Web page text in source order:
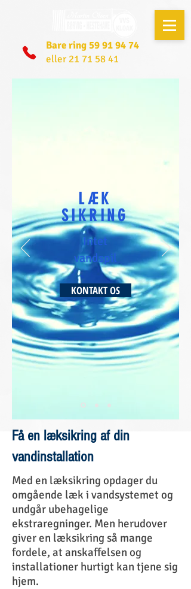
Bare ring59 91 94 74
eller 21 71 58 41
LÆK
SIKRING
Intet
vandspil
KONTAKT OS
Få en læksikring af din
vandinstallation
Med en læksikring opdager du
omgående læk i vandsystemet og
undgår ubehagelige
ekstraregninger. Men herudover
giver en læksikring så mange
fordele, at anskaffelsen og
installationer hurtigt kan tjene sig
hjem.